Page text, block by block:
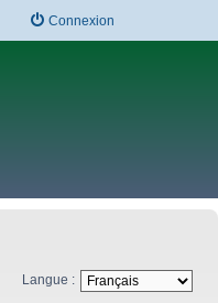
Connexion
Langue :